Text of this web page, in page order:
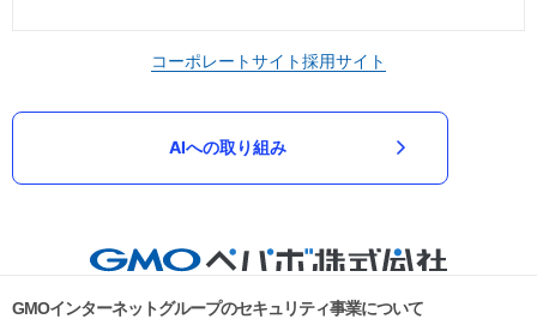
コーポレートサイト採用サイト
AIへの取り組み
GMOインターネットグループのセキュリティ事業について